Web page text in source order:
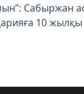
Сабыржан
10